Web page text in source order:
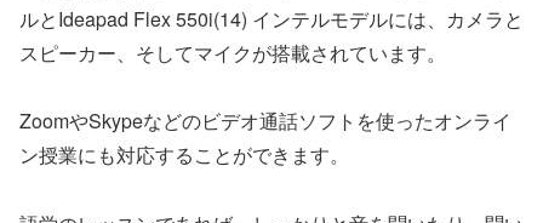
ルとIdeapad Flex 550i(14) インテルモデルには、カメラと
スピーカー、そしてマイクが搭載されています。
ZoomやSkypeなどのビデオ通話ソフトを使ったオンライ
ン授業にも対応することができます。